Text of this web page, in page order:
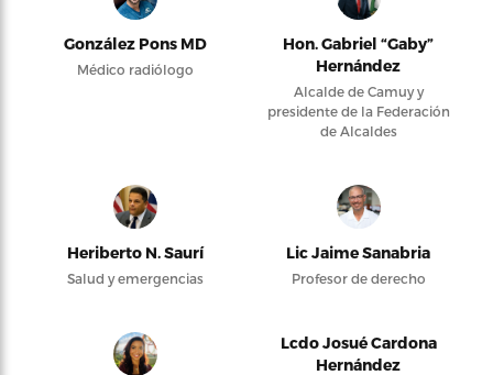
González Pons MD
Médico radiólogo
Hon. Gabriel “Gaby”
Hernández
Alcalde de Camuy y
presidente de la Federación
de Alcaldes
Heriberto N. Saurí
Salud y emergencias
Lic Jaime Sanabria
Profesor de derecho
Lcdo Josué Cardona
Hernández